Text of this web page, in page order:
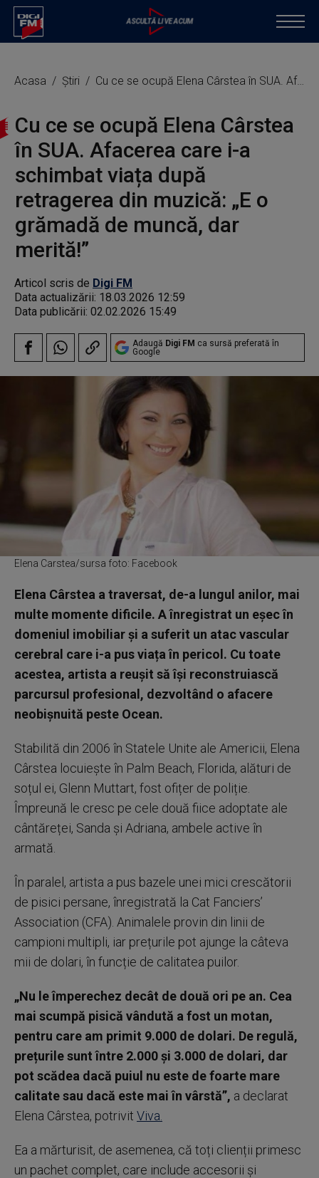
Acasa Știri Cu ce se ocupă Elena Cârstea în SUA. Afacerea care i-a schimbat viața după retragerea din muzică: „E o grămadă de muncă, dar merită!”
Cu ce se ocupă Elena Cârstea
în SUA. Afacerea care i-a
schimbat viața după
retragerea din muzică: „E o
grămadă de muncă, dar
merită!”
Articol scris de Digi FM
Data actualizării: 18.03.2026 12:59
Data publicării: 02.02.2026 15:49
Adaugă Digi FM ca sursă preferată în
Google
Elena Carstea/sursa foto: Facebook
Elena Cârstea a traversat, de-a lungul anilor, mai
multe momente dificile. A înregistrat un eșec în
domeniul imobiliar și a suferit un atac vascular
cerebral care i-a pus viața în pericol. Cu toate
acestea, artista a reușit să își reconstruiască
parcursul profesional, dezvoltând o afacere
neobișnuită peste Ocean.
Stabilită din 2006 în Statele Unite ale Americii, Elena
Cârstea locuiește în Palm Beach, Florida, alături de
soțul ei, Glenn Muttart, fost ofițer de poliție.
Împreună le cresc pe cele două fiice adoptate ale
cântăreței, Sanda și Adriana, ambele active în
armată.
În paralel, artista a pus bazele unei mici crescătorii
de pisici persane, înregistrată la Cat Fanciers’
Association (CFA). Animalele provin din linii de
campioni multipli, iar prețurile pot ajunge la câteva
mii de dolari, în funcție de calitatea puilor.
„Nu le împerechez decât de două ori pe an. Cea
mai scumpă pisică vândută a fost un motan,
pentru care am primit 9.000 de dolari. De regulă,
prețurile sunt între 2.000 și 3.000 de dolari, dar
pot scădea dacă puiul nu este de foarte mare
calitate sau dacă este mai în vârstă”, a declarat
Elena Cârstea, potrivit Viva.
Ea a mărturisit, de asemenea, că toți clienții primesc
un pachet complet, care include accesorii și